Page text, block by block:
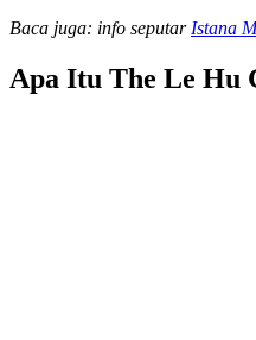
Baca juga: info seputar Istana
Apa Itu The Le Hu